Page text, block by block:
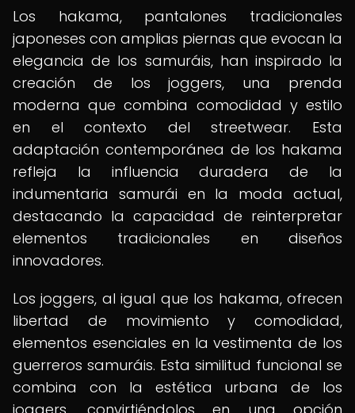
Los hakama, pantalones tradicionales
japoneses con amplias piernas que evocan la
elegancia de los samuráis, han inspirado la
creación de los joggers, una prenda
moderna que combina comodidad y estilo
en el contexto del streetwear. Esta
adaptación contemporánea de los hakama
refleja la influencia duradera de la
indumentaria samurái en la moda actual,
destacando la capacidad de reinterpretar
elementos tradicionales en diseños
innovadores.
Los joggers, al igual que los hakama, ofrecen
libertad de movimiento y comodidad,
elementos esenciales en la vestimenta de los
guerreros samuráis. Esta similitud funcional se
combina con la estética urbana de los